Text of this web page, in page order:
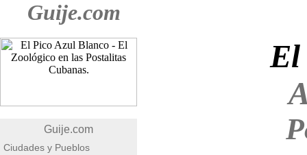
Guije.com
Guije.com
Ciudades y Pueblos
El